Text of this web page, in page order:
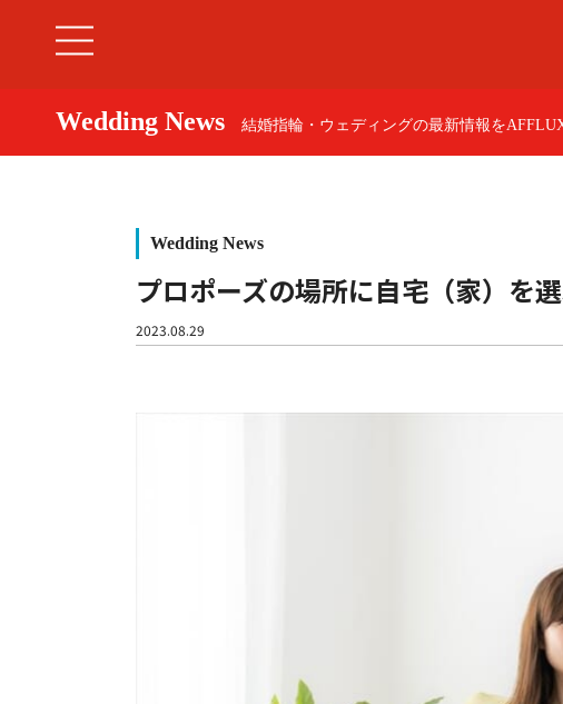
商
パー
来
Wedding News 結婚指輪・ウェディングの最新情報を
Wedding News
プロポーズの場所に自宅（家）を
2023.08.29